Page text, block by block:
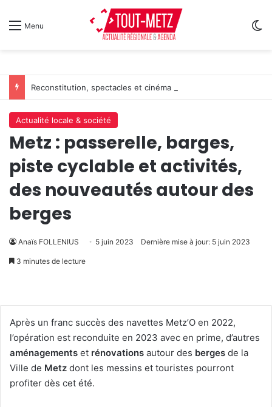
Menu
Actualité locale & société
Metz : passerelle, barges,
piste cyclable et activités,
des nouveautés autour des
berges
Anaïs FOLLENIUS 5 juin 2023 Dernière mise à jour: 5 juin 2023
3 minutes de lecture
Après un franc succès des navettes Metz’O en 2022,
l’opération est reconduite en 2023 avec en prime, d’autres
aménagements et rénovations autour des berges de la
Ville de Metz dont les messins et touristes pourront
profiter dès cet été.